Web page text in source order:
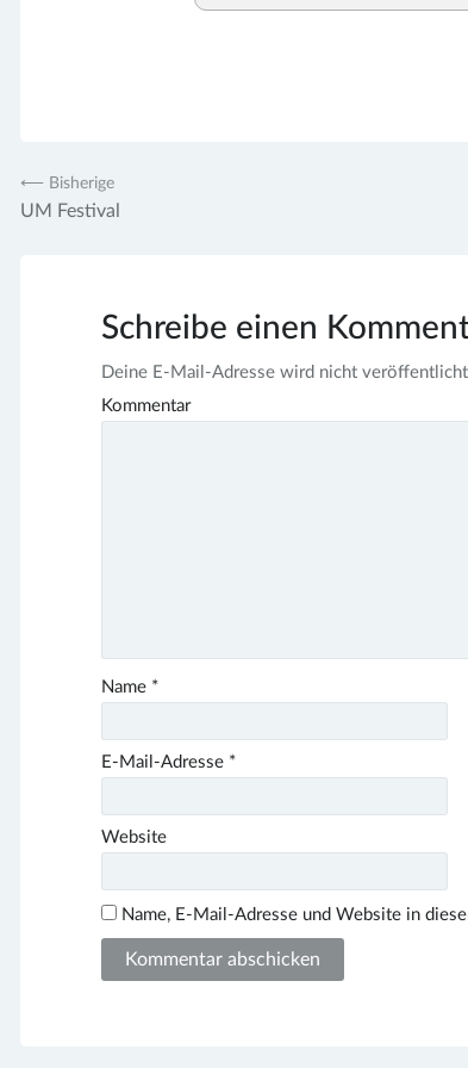
Beitragsnavigation
⟵ Bisherige
UM Festival
Schreibe einen
Deine E-Mail-Adresse wird nicht
Kommentar
Name *
E-Mail-Adresse *
Website
Name, E-Mail-Adresse und Website in